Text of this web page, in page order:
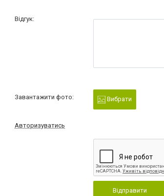
Відгук:
Завантажити фото: Вибрати
Авторизуватись
Відправити